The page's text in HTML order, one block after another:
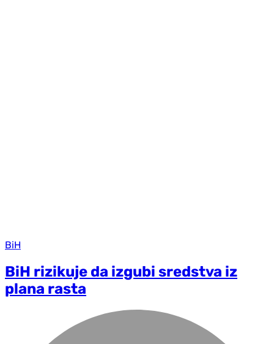
BiH
BiH rizikuje da izgubi sredstva iz
plana rasta